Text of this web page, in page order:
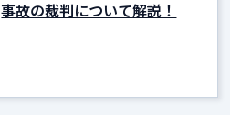
事故の裁判について解説！